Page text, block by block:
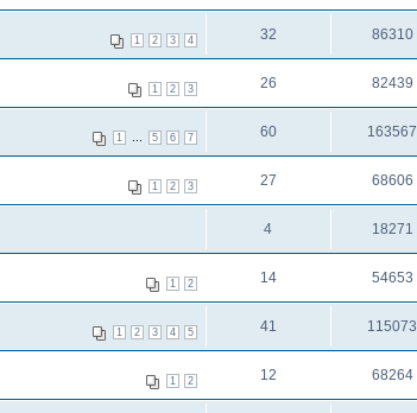
1 2 3 4 32 86310
1 2 3 26 82439
1 5 6 7 60 163567
1 2 3 27 68606
4 18271
1 2 14 54653
1 2 3 4 5 41 115073
1 2 12 68264